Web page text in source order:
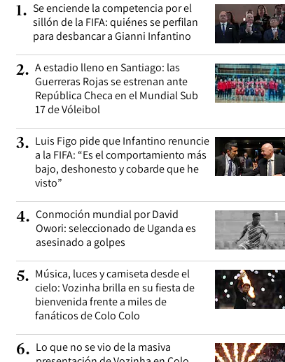
1. Se enciende la competencia por el
sillón de la FIFA: quiénes se perfilan
para desbancar a Gianni Infantino
2. A estadio lleno en Santiago: las
Guerreras Rojas se estrenan ante
República Checa en el Mundial Sub
17 de Vóleibol
3. Luis Figo pide que Infantino renuncie
a la FIFA: “Es el comportamiento más
bajo, deshonesto y cobarde que he
visto”
4. Conmoción mundial por David
Owori: seleccionado de Uganda es
asesinado a golpes
5. Música, luces y camiseta desde el
cielo: Vozinha brilla en su fiesta de
bienvenida frente a miles de
fanáticos de Colo Colo
6. Lo que no se vio de la masiva